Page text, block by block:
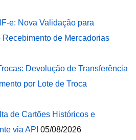
e: Nova Validação para
de Mercadorias
Devolução de Transferência
por Lote de Troca
de Cartões Históricos e
via API 05/08/2026